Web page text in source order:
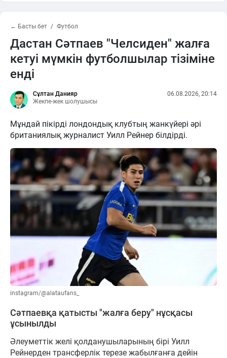
← Басты бет Футбол
Дастан Сәтпаев "Челсиден" жалға
кетуі мүмкін футболшылар тізіміне
енді
Сұлтан Данияр
Жекпе-жек шолушысы
06.08.2026, 20:14
Мұндай пікірді лондондық клубтың жанкүйері әрі
британиялық журналист Уилл Рейнер білдірді.
instagram/@alataufans_
Сәтпаевқа қатысты "жалға беру" нұсқасы
ұсынылды
Әлеуметтік желі қолданушыларының бірі Уилл
Рейнерден трансферлік терезе жабылғанға дейін